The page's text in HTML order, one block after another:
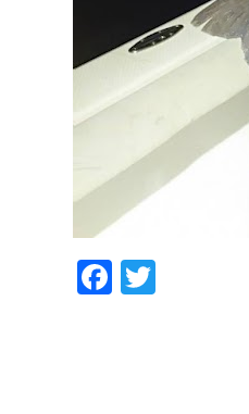
Facebook